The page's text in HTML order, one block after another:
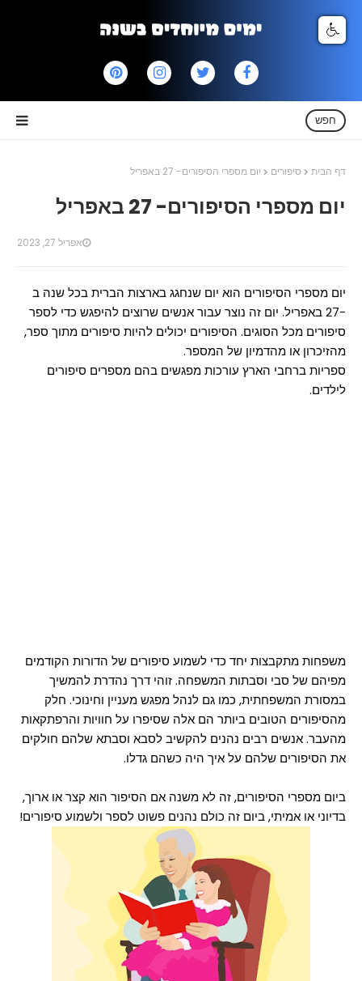
חפש
דף הבית סיפורים יום מספרי הסיפורים- 27 באפריל
יום מספרי הסיפורים- 27 באפריל
אפריל 27, 2023
יום מספרי הסיפורים הוא יום שנחגג בארצות הברית בכל שנה ב
-27 באפריל. יום זה נוצר עבור אנשים שרוצים להיפגש כדי לספר
סיפורים מכל הסוגים. הסיפורים יכולים להיות סיפורים מתוך ספר,
מהזיכרון או מהדמיון של המספר.
ספריות ברחבי הארץ עורכות מפגשים בהם מספרים סיפורים
לילדים.
משפחות מתקבצות יחד כדי לשמוע סיפורים של הדורות הקודמים
מפיהם של סבי וסבתות המשפחה. זוהי דרך נהדרת להמשיך
במסורת המשפחתית, כמו גם לנהל מפגש מעניין וחינוכי. חלק
מהסיפורים הטובים ביותר הם אלה שסיפרו על חוויות והרפתקאות
מהעבר. אנשים רבים נהנים להקשיב לסבא וסבתא שלהם חולקים
את הסיפורים שלהם על איך היה כשהם גדלו.
ביום מספרי הסיפורים, זה לא משנה אם הסיפור הוא קצר או ארוך,
בדיוני או אמיתי, ביום זה כולם נהנים פשוט לספר ולשמוע סיפורים!